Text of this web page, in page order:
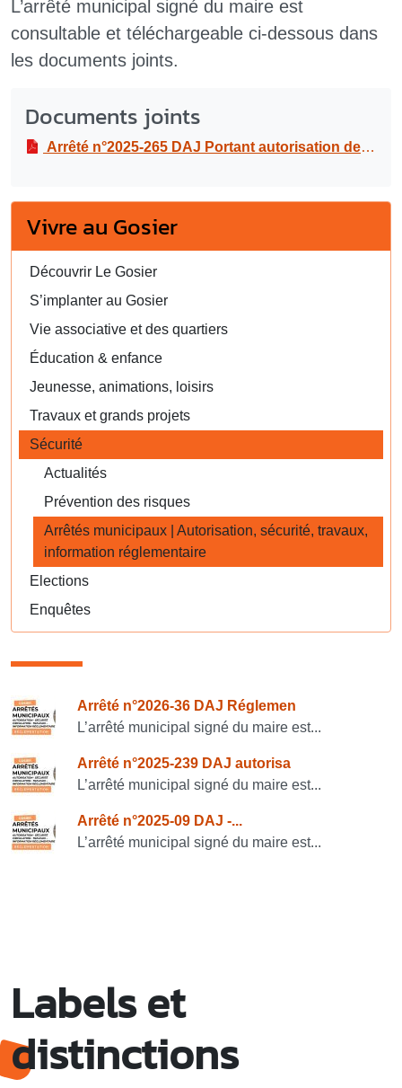
L’arrêté municipal signé du maire est
consultable et téléchargeable ci-dessous dans
les documents joints.
Documents joints
Arrêté n°2025-265 DAJ Portant autorisation de débit de boissons temporaire le samedi 27 septembre 2025, au bénéfice de l’association Espoir du Sud à l’occasion de la manifestation “dîner Espoir du Sud”, au local de l’ASC Grande-Ravine à Grande-Ravine
Vivre au Gosier
Découvrir Le Gosier
S’implanter au Gosier
Vie associative et des quartiers
Éducation & enfance
Jeunesse, animations, loisirs
Travaux et grands projets
Sécurité
Actualités
Prévention des risques
Arrêtés municipaux | Autorisation, sécurité, travaux,
information réglementaire
Elections
Enquêtes
Consulter également
Arrêté n°2026-36 DAJ Réglemen
L’arrêté municipal signé du maire est...
Arrêté n°2025-239 DAJ autorisa
L’arrêté municipal signé du maire est...
Arrêté n°2025-09 DAJ -...
L’arrêté municipal signé du maire est...
Labels et
distinctions